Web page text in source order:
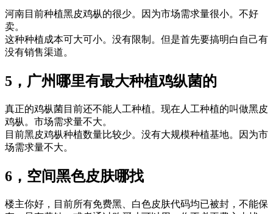
河南目前种植黑皮鸡枞的很少。因为市场需求量很小。不好
卖。
这种种植成本可大可小。没有限制。但是首先要搞明白自己有
没有销售渠道。
5，广州哪里有最大种植鸡纵菌的
真正的鸡枞菌目前还不能人工种植。现在人工种植的叫做黑皮
鸡枞。市场需求量不大。
目前黑皮鸡枞种植数量比较少。没有大规模种植基地。因为市
场需求量不大。
6，空间黑色皮肤哪找
楼主你好，目前所有免费黑、白色皮肤代码均已被封，不能保